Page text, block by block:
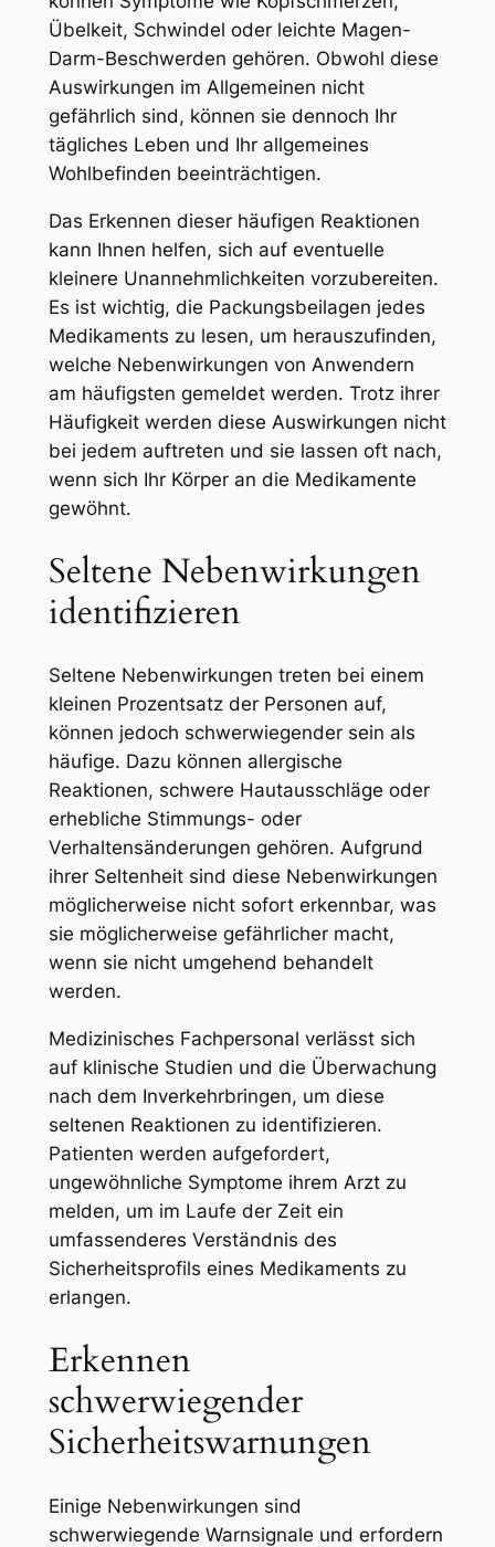
Übelkeit, Schwindel oder leichte Magen-
Darm-Beschwerden gehören. Obwohl diese
Auswirkungen im Allgemeinen nicht
gefährlich sind, können sie dennoch Ihr
tägliches Leben und Ihr allgemeines
Wohlbefinden beeinträchtigen.
Das Erkennen dieser häufigen Reaktionen
kann Ihnen helfen, sich auf eventuelle
kleinere Unannehmlichkeiten vorzubereiten.
Es ist wichtig, die Packungsbeilagen jedes
Medikaments zu lesen, um herauszufinden,
welche Nebenwirkungen von Anwendern
am häufigsten gemeldet werden. Trotz ihrer
Häufigkeit werden diese Auswirkungen nicht
bei jedem auftreten und sie lassen oft nach,
wenn sich Ihr Körper an die Medikamente
gewöhnt.
Seltene Nebenwirkungen
identifizieren
Seltene Nebenwirkungen treten bei einem
kleinen Prozentsatz der Personen auf,
können jedoch schwerwiegender sein als
häufige. Dazu können allergische
Reaktionen, schwere Hautausschläge oder
erhebliche Stimmungs- oder
Verhaltensänderungen gehören. Aufgrund
ihrer Seltenheit sind diese Nebenwirkungen
möglicherweise nicht sofort erkennbar, was
sie möglicherweise gefährlicher macht,
wenn sie nicht umgehend behandelt
werden.
Medizinisches Fachpersonal verlässt sich
auf klinische Studien und die Überwachung
nach dem Inverkehrbringen, um diese
seltenen Reaktionen zu identifizieren.
Patienten werden aufgefordert,
ungewöhnliche Symptome ihrem Arzt zu
melden, um im Laufe der Zeit ein
umfassenderes Verständnis des
Sicherheitsprofils eines Medikaments zu
erlangen.
Erkennen
schwerwiegender
Sicherheitswarnungen
Einige Nebenwirkungen sind
schwerwiegende Warnsignale und erfordern